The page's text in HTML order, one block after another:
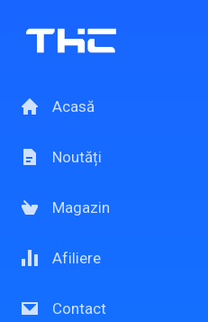
Acasă
Noutăți
Magazin
Afiliere
Contact